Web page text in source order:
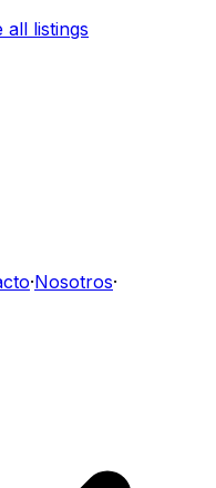
listings
·Nosotros·